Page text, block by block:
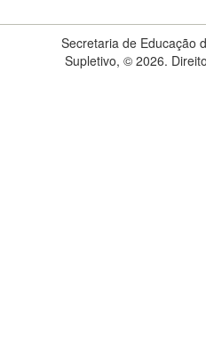
Secretaria de Educação
Supletivo, © 2026.